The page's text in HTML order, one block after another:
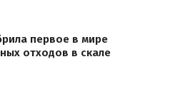
первое в мире
отходов в скале